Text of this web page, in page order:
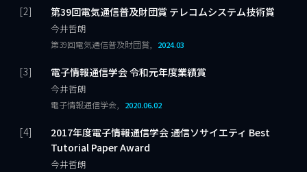
第39回電気通信普及財団賞 テレコムシステム技術賞
今井哲朗
第39回電気通信普及財団賞, 2024.03
電子情報通信学会 令和元年度業績賞
今井哲朗
電子情報通信学会, 2020.06.02
2017年度電子情報通信学会 通信ソサイエティ Best
Tutorial Paper Award
今井哲朗